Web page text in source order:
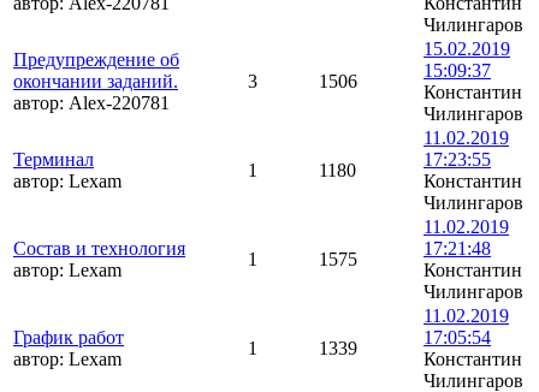
Чилингаров
Предупреждение об
окончании заданий.
автор: Alex-220781
3 1506
15.02.2019
15:09:37
Константин
Чилингаров
Терминал
автор: Lexam
1 1180
11.02.2019
17:23:55
Константин
Чилингаров
Состав и технология
автор: Lexam
1 1575
11.02.2019
17:21:48
Константин
Чилингаров
График работ
автор: Lexam
1 1339
11.02.2019
17:05:54
Константин
Чилингаров